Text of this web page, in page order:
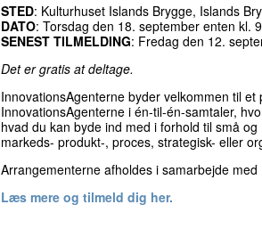
STED: Kulturhuset Islands Brygge, Islands
DATO: Torsdag den 18. september enten kl.
SENEST TILMELDING: Fredag den 12.
Det er gratis at deltage.
InnovationsAgenterne byder velkommen til
InnovationsAgenterne i én-til-én-samtaler,
hvad du kan byde ind med i forhold til små
markeds- produkt-, proces, strategisk- eller
Arrangementerne afholdes i samarbejde med
Læs mere og tilmeld dig her.